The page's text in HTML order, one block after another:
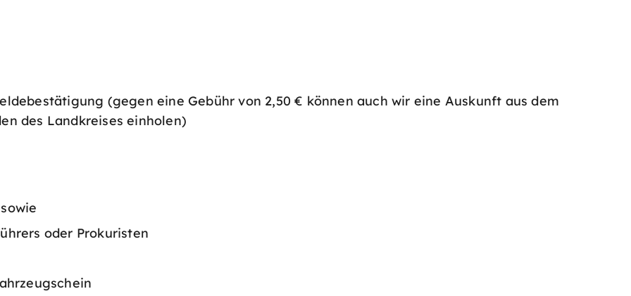
(gegen eine Gebühr von 2,50 € können auch wir eine Auskunft aus dem
des Landkreises einholen)
oder Prokuristen